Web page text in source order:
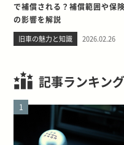
で補償される？補償範囲や保
の影響を解説
旧車の魅力と知識 2026.02.26
記事ランキング
1